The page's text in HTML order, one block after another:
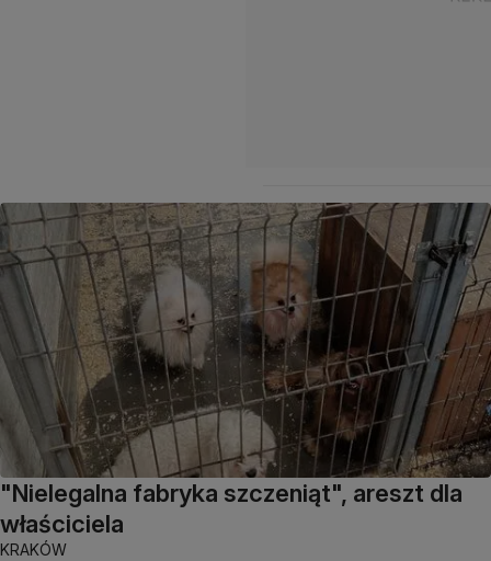
"Nielegalna fabryka szczeniąt", areszt dla
właściciela
KRAKÓW